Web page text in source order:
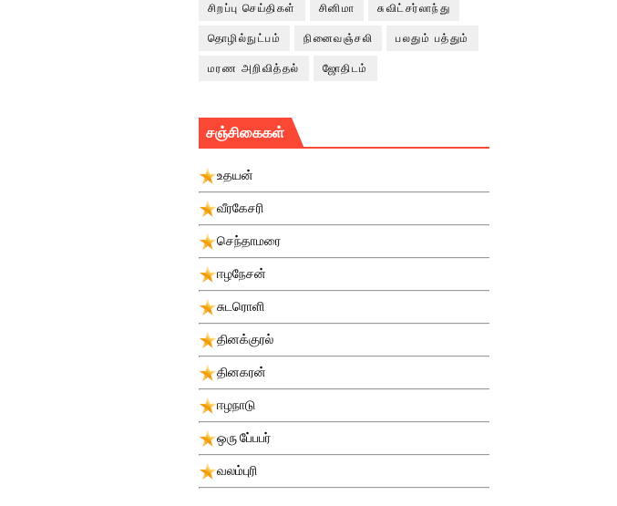
சிறப்பு செய்திகள் சினிமா சுவிட்சர்லாந்து
தொழில்நுட்பம் நினைவஞ்சலி பலதும் பத்தும்
மரண அறிவித்தல் ஜோதிடம்
சஞ்சிகைகள்
உதயன்
வீரகேசரி
செந்தாமரை
ஈழநேசன்
சுடரொளி
தினக்குரல்
தினகரன்
ஈழநாடு
ஒரு பே்பபர்
வலம்புரி